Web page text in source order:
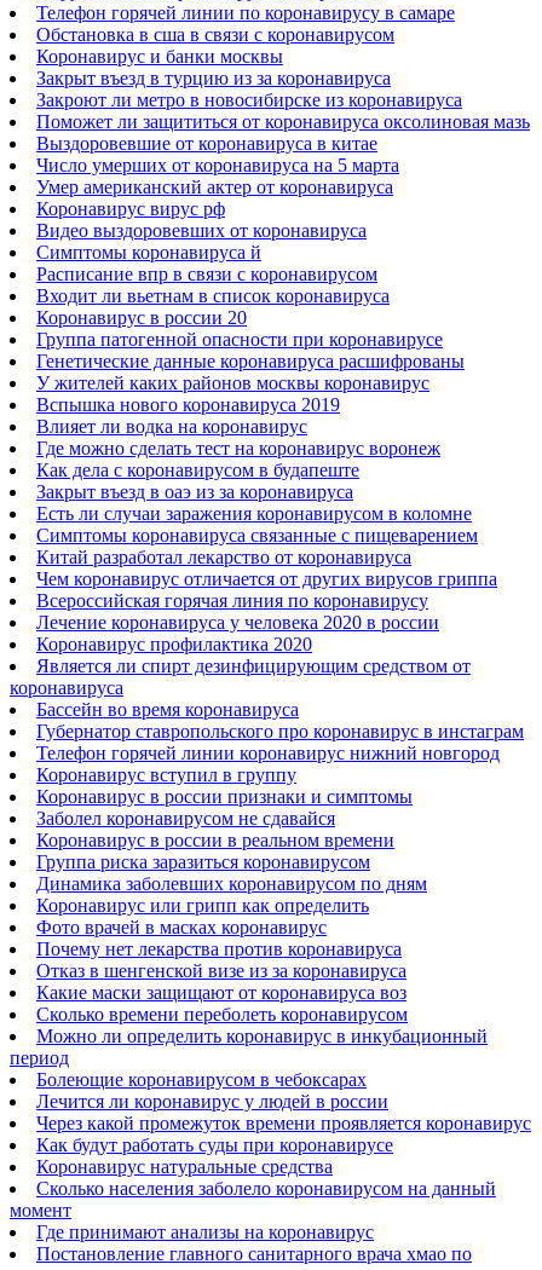
Телефон горячей линии по коронавирусу в самаре
Обстановка в сша в связи с коронавирусом
Коронавирус и банки москвы
Закрыт въезд в турцию из за коронавируса
Закроют ли метро в новосибирске из коронавируса
Поможет ли защититься от коронавируса оксолиновая мазь
Выздоровевшие от коронавируса в китае
Число умерших от коронавируса на 5 марта
Умер американский актер от коронавируса
Коронавирус вирус рф
Видео выздоровевших от коронавируса
Симптомы коронавируса й
Расписание впр в связи с коронавирусом
Входит ли вьетнам в список коронавируса
Коронавирус в россии 20
Группа патогенной опасности при коронавирусе
Генетические данные коронавируса расшифрованы
У жителей каких районов москвы коронавирус
Вспышка нового коронавируса 2019
Влияет ли водка на коронавирус
Где можно сделать тест на коронавирус воронеж
Как дела с коронавирусом в будапеште
Закрыт въезд в оаэ из за коронавируса
Есть ли случаи заражения коронавирусом в коломне
Симптомы коронавируса связанные с пищеварением
Китай разработал лекарство от коронавируса
Чем коронавирус отличается от других вирусов гриппа
Всероссийская горячая линия по коронавирусу
Лечение коронавируса у человека 2020 в россии
Коронавирус профилактика 2020
Является ли спирт дезинфицирующим средством от
коронавируса
Бассейн во время коронавируса
Губернатор ставропольского про коронавирус в инстаграм
Телефон горячей линии коронавирус нижний новгород
Коронавирус вступил в группу
Коронавирус в россии признаки и симптомы
Заболел коронавирусом не сдавайся
Коронавирус в россии в реальном времени
Группа риска заразиться коронавирусом
Динамика заболевших коронавирусом по дням
Коронавирус или грипп как определить
Фото врачей в масках коронавирус
Почему нет лекарства против коронавируса
Отказ в шенгенской визе из за коронавируса
Какие маски защищают от коронавируса воз
Сколько времени переболеть коронавирусом
Можно ли определить коронавирус в инкубационный
период
Болеющие коронавирусом в чебоксарах
Лечится ли коронавирус у людей в россии
Через какой промежуток времени проявляется коронавирус
Как будут работать суды при коронавирусе
Коронавирус натуральные средства
Сколько населения заболело коронавирусом на данный
момент
Где принимают анализы на коронавирус
Постановление главного санитарного врача хмао по